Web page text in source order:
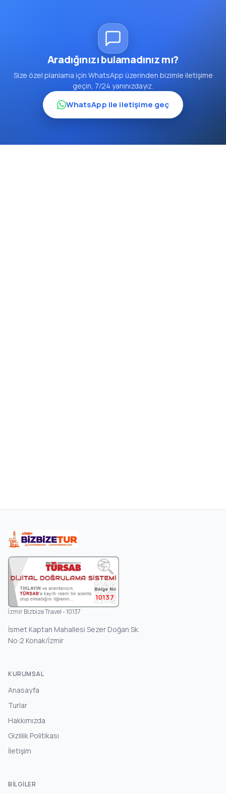
Aradığınızı bulamadınız mı?
Size özel planlama için WhatsApp üzerinden bizimle iletişime
geçin, 7/24 yanınızdayız.
WhatsApp ile iletişime geç
10137
İzmir Bizbize Travel - 10137
İsmet Kaptan Mahallesi Sezer Doğan Sk.
No:2 Konak/İzmir
KURUMSAL
Anasayfa
Turlar
Hakkımızda
Gizlilik Politikası
İletişim
BILGILER